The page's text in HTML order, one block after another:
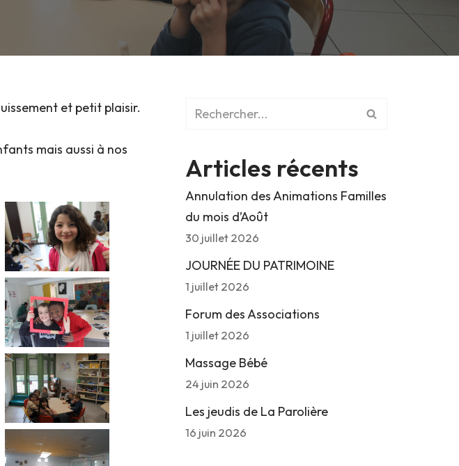
et petit plaisir.
mais aussi à nos
Articles récents
Annulation des Animations Familles
du mois d’Août
30 juillet 2026
JOURNÉE DU PATRIMOINE
1 juillet 2026
Forum des Associations
1 juillet 2026
Massage Bébé
24 juin 2026
Les jeudis de La Parolière
16 juin 2026